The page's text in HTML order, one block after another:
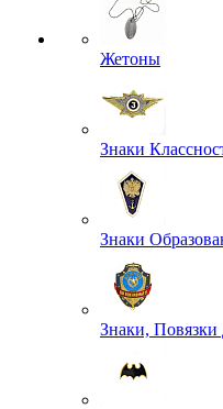
Жетоны
Знаки
Знаки
Знаки,